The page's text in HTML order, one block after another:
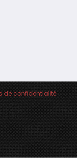
de confidentialité